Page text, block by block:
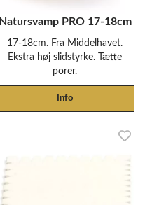
Natursvamp PRO 17-18cm
17-18cm. Fra Middelhavet.
Ekstra høj slidstyrke. Tætte
porer.
Info